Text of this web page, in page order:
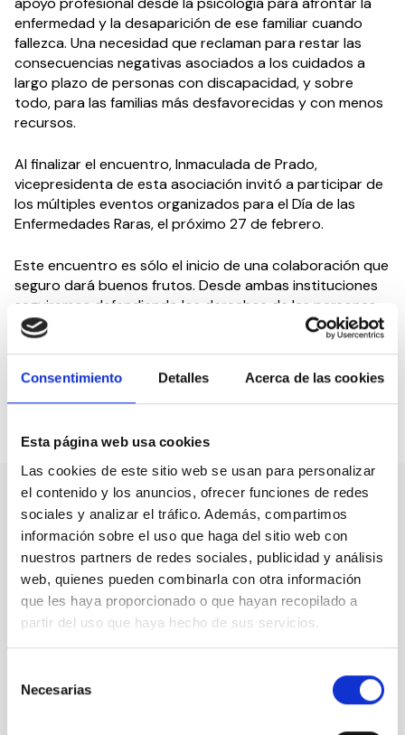
Consentimiento Detalles Acerca de las cookies
Esta página web usa cookies
Las cookies de este sitio web se usan para personalizar
el contenido y los anuncios, ofrecer funciones de redes
sociales y analizar el tráfico. Además, compartimos
información sobre el uso que haga del sitio web con
nuestros partners de redes sociales, publicidad y análisis
web, quienes pueden combinarla con otra información
que les haya proporcionado o que hayan recopilado a
partir del uso que haya hecho de sus servicios.
Necesarias
enfermedad y la desaparición de ese familiar cuando
fallezca. Una necesidad que reclaman para restar las
consecuencias negativas asociados a los cuidados a
largo plazo de personas con discapacidad, y sobre
todo, para las familias más desfavorecidas y con menos
recursos.
Al finalizar el encuentro, Inmaculada de Prado,
vicepresidenta de esta asociación invitó a participar de
los múltiples eventos organizados para el Día de las
Enfermedades Raras, el próximo 27 de febrero.
Este encuentro es sólo el inicio de una colaboración que
seguro dará buenos frutos. Desde ambas instituciones
seguiremos defendiendo los derechos de las personas
con discapacidad o con alguna situación de
dependencia, desde una visión integral e inclusiva en
Nuestro canal de Youtube
Todas las jornadas CEDDD, el podcast ‘El Rincón
Social’ y mucho más en formato audiovisual a un
solo clic.